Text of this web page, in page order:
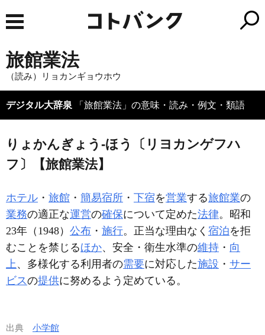
旅館業法
（読み）リョカンギョウホウ
デジタル大辞泉 「旅館業法」の意味・読み・例文・類語
りょかんぎょう‐ほう〔リヨカンゲフハ
フ〕【旅館業法】
ホテル ・ 旅館 ・ 簡易宿所 ・ 下宿を営業する旅館業の
業務の適正な運営の確保について定めた法律。昭和
23年（1948） 公布 ・ 施行。正当な理由なく 宿泊を拒
むことを禁じるほか、安全・衛生水準の維持 ・ 向
上、多様化する利用者の需要に対応した施設 ・ サー
ビスの提供に努めるよう定めている。
出典 小学館